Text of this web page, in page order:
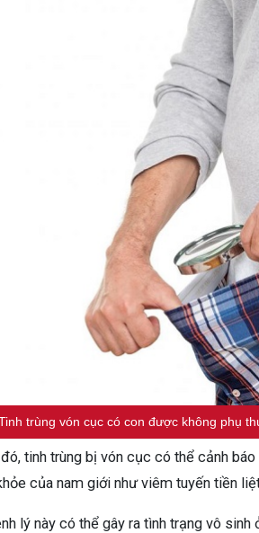
trùng vón cục có con được không phụ
đó, tinh trùng bị vón cục có thể cảnh
của nam giới như viêm tuyến tiền
lý này có thể gây ra tình trạng vô